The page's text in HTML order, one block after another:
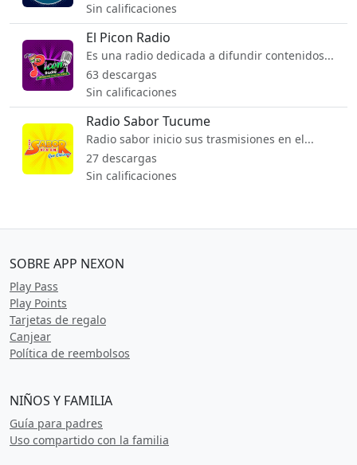
Sin calificaciones
El Picon Radio
Es una radio dedicada a difundir contenidos...
63 descargas
Sin calificaciones
Radio Sabor Tucume
Radio sabor inicio sus trasmisiones en el...
27 descargas
Sin calificaciones
SOBRE APP NEXON
Play Pass
Play Points
Tarjetas de regalo
Canjear
Política de reembolsos
NIÑOS Y FAMILIA
Guía para padres
Uso compartido con la familia